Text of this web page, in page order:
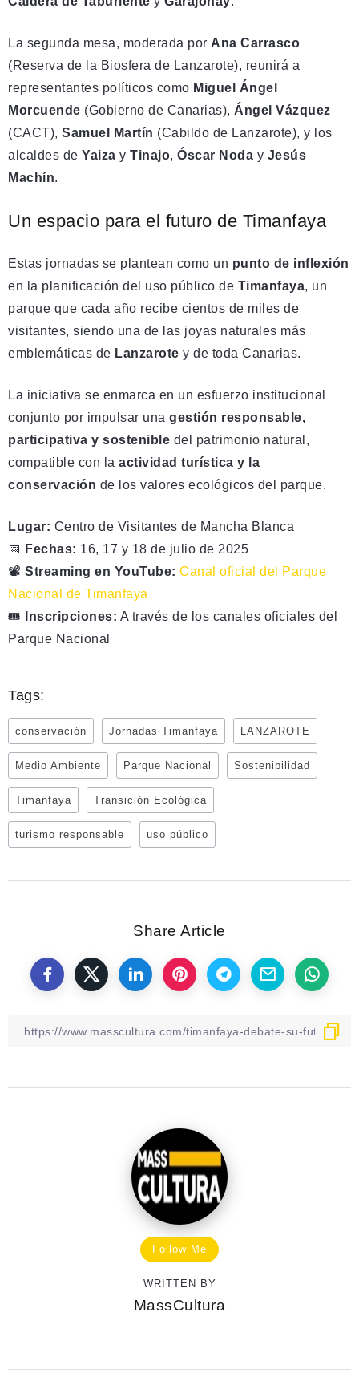
La segunda mesa, moderada por Ana Carrasco
(Reserva de la Biosfera de Lanzarote), reunirá a
representantes políticos como Miguel Ángel
Morcuende (Gobierno de Canarias), Ángel Vázquez
(CACT), Samuel Martín (Cabildo de Lanzarote), y los
alcaldes de Yaiza y Tinajo, Óscar Noda y Jesús
Machín.
Un espacio para el futuro de Timanfaya
Estas jornadas se plantean como un punto de inflexión
en la planificación del uso público de Timanfaya, un
parque que cada año recibe cientos de miles de
visitantes, siendo una de las joyas naturales más
emblemáticas de Lanzarote y de toda Canarias.
La iniciativa se enmarca en un esfuerzo institucional
conjunto por impulsar una gestión responsable,
participativa y sostenible del patrimonio natural,
compatible con la actividad turística y la
conservación de los valores ecológicos del parque.
Lugar: Centro de Visitantes de Mancha Blanca
📅 Fechas: 16, 17 y 18 de julio de 2025
📽️ Streaming en YouTube: Canal oficial del Parque
Nacional de Timanfaya
🎟️
Inscripciones: A través de los canales oficiales del
Parque Nacional
Tags:
conservación Jornadas Timanfaya LANZAROTE
Medio Ambiente Parque Nacional Sostenibilidad
Timanfaya Transición Ecológica
turismo responsable uso público
Share Article
Follow Me
WRITTEN BY
MassCultura